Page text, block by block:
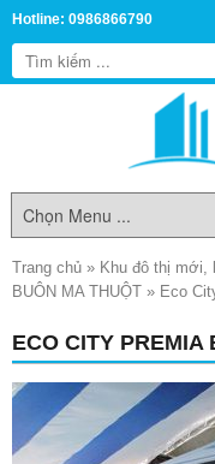
Hotline: 0986866790
Trang chủ » Khu đô thị mới,
BUÔN MA THUỘT » Eco
ECO CITY PREMIA